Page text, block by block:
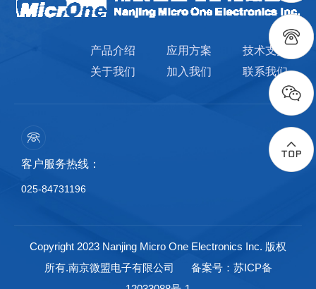
产品介绍 应用方案
技术支持
关于我们
加入我们 联系我们
客户服务热线：
025-84731196
Copyright 2023 Nanjing Micro One Electronics Inc. 版权
所有.南京微盟电子有限公司 备案号：苏ICP备